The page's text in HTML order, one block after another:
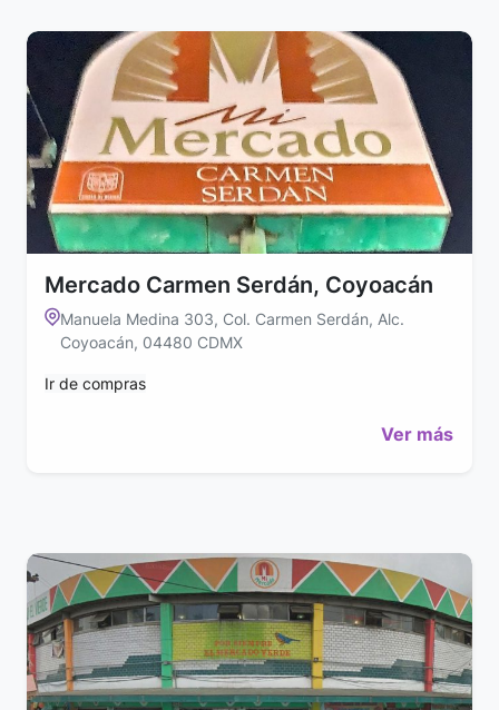
Mercado Carmen Serdán, Coyoacán
Manuela Medina 303, Col. Carmen Serdán, Alc.
Coyoacán, 04480 CDMX
Ir de compras
Ver más